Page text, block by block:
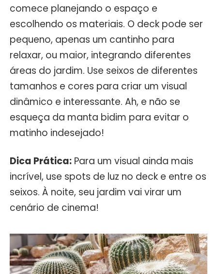
comece planejando o espaço e
escolhendo os materiais. O deck pode ser
pequeno, apenas um cantinho para
relaxar, ou maior, integrando diferentes
áreas do jardim. Use seixos de diferentes
tamanhos e cores para criar um visual
dinâmico e interessante. Ah, e não se
esqueça da manta bidim para evitar o
matinho indesejado!
Dica Prática: Para um visual ainda mais
incrível, use spots de luz no deck e entre os
seixos. À noite, seu jardim vai virar um
cenário de cinema!